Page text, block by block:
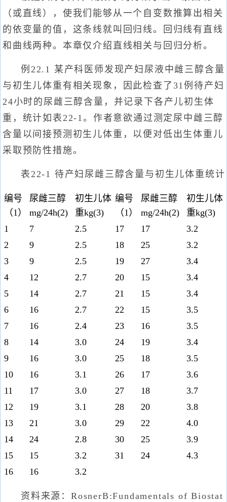
（或直线），使我们能够从一个自变数推算出相关
的依变量的值，这条线就叫回归线。回归线有直线
和曲线两种。本章仅介绍直线相关与回归分析。
例22.1 某产科医师发现产妇尿液中雌三醇含量
与初生儿体重有相关现象，因此检查了31例待产妇
24小时的尿雌三醇含量，并记录下各产儿初生体
重，统计如表22-1。作者意欲通过测定尿中雌三醇
含量以间接预测初生儿体重，以便对低出生体重儿
采取预防性措施。
表22-1 待产妇尿雌三醇含量与初生儿体重统计
编号
（1）
尿雌三醇
mg/24h(2)
初生儿体
重kg(3)
编号
（1）
尿雌三醇
mg/24h(2)
初生儿体
重kg(3)
1
7 2.5 17 17
3.2
2
9 2.5 18 25
3.2
3
9 2.5 19 27
3.4
4
12 2.7 20 15
3.4
5
14 2.7 21 15
3.4
6
16 2.7 22 15
3.5
7
16 2.4 23 16
3.5
8
14 3.0 24 19
3.4
9
16 3.0 25 18
3.5
10
16 3.1 26 17
3.6
11
17 3.0 27 18
3.7
12
19 3.1 28 20
3.8
13
21 3.0 29 22
4.0
14
24 2.8 30 25
3.9
15
15 3.2 31 24
4.3
16
16 3.2
资料来源：RosnerB:Fundamentals of Biostat